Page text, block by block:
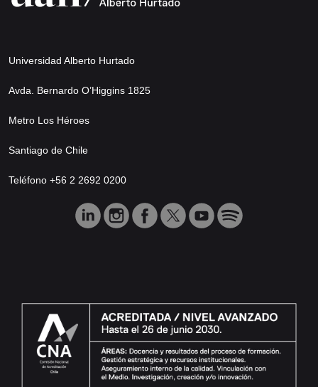
Universidad Alberto Hurtado
Avda. Bernardo O’Higgins 1825
Metro Los Héroes
Santiago de Chile
Teléfono +56 2 2692 0200